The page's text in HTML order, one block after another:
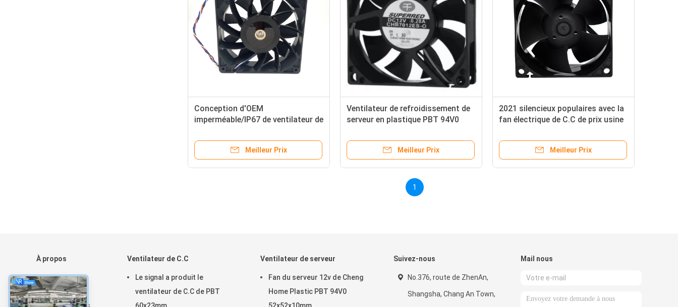
Conception d'OEM
imperméable/IP67 de ventilateur de
Meilleur Prix
Ventilateur de refroidissement de
serveur en plastique PBT 94V0
Meilleur Prix
2021 silencieux populaires avec la
fan électrique de C.C de prix usine
Meilleur Prix
1
À propos
Maison
Produits
Ventilateur de C.C
Le signal a produit le
ventilateur de C.C de PBT
Ventilateur de serveur
Fan du serveur 12v de Cheng
Home Plastic PBT 94V0
Suivez-nous
No.376, route de ZhenAn,
Shangsha, Chang An Town,
Mail nous